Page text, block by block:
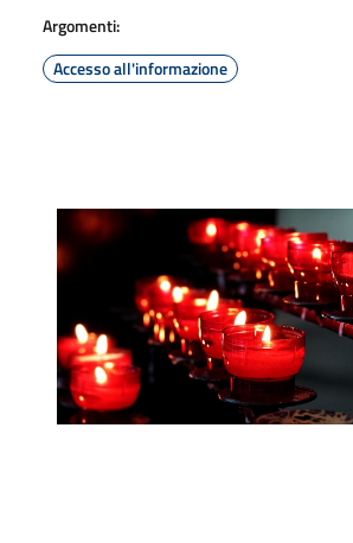
Argomenti:
Accesso all'informazione